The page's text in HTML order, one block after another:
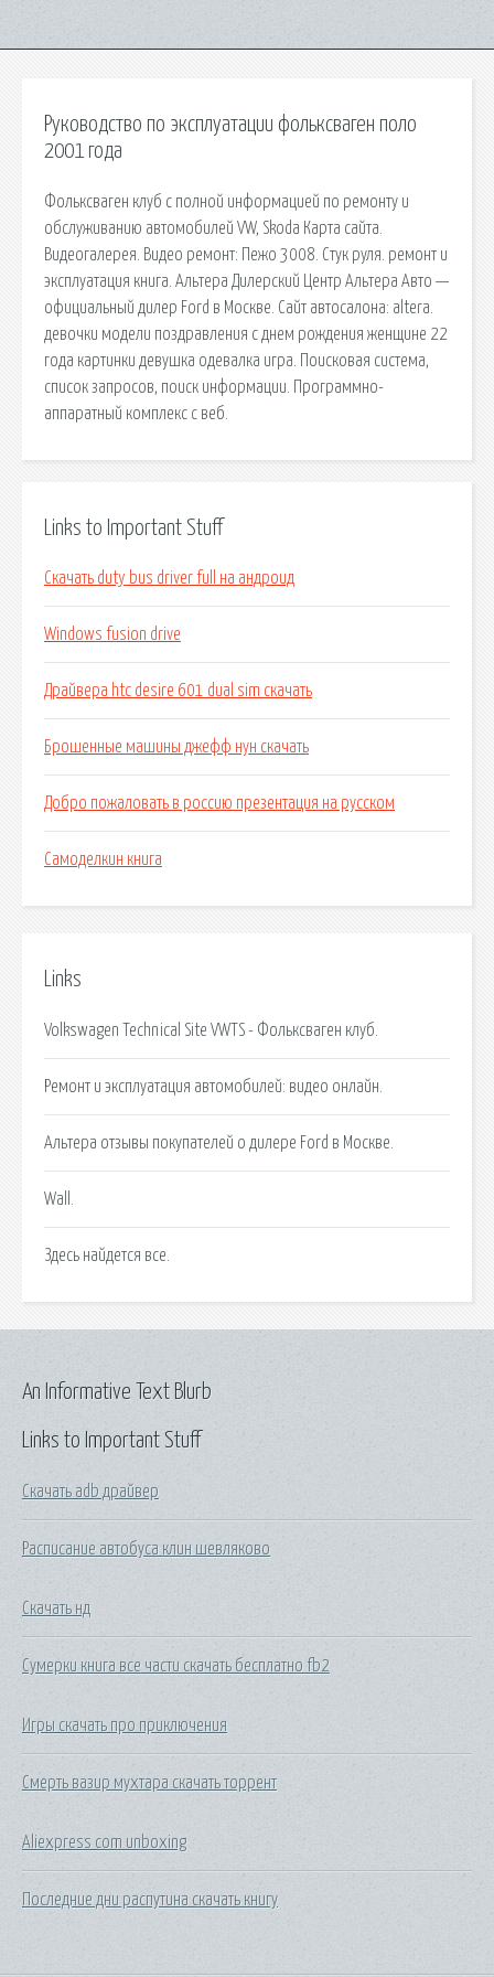
Руководство по эксплуатации фольксваген поло
2001 года
Фольксваген клуб с полной информацией по ремонту и
обслуживанию автомобилей VW, Skoda Карта сайта.
Видеогалерея. Видео ремонт: Пежо 3008. Стук руля. ремонт и
эксплуатация книга. Альтера Дилерский Центр Альтера Авто —
официальный дилер Ford в Москве. Сайт автосалона: altera.
девочки модели поздравления с днем рождения женщине 22
года картинки девушка одевалка игра. Поисковая сиcтема,
список запросов, поиск информации. Программно-
аппаратный комплекс с веб.
Links to Important Stuff
Скачать duty bus driver full на андроид
Windows fusion drive
Драйвера htc desire 601 dual sim скачать
Брошенные машины джефф нун скачать
Добро пожаловать в россию презентация на русском
Самоделкин книга
Links
Volkswagen Technical Site VWTS - Фольксваген клуб.
Ремонт и эксплуатация автомобилей: видео онлайн.
Альтера отзывы покупателей о дилере Ford в Москве.
Wall.
Здесь найдется все.
Links to Important Stuff
Скачать adb драйвер
Расписание автобуса клин шевляково
Скачать нд
Сумерки книга все части скачать бесплатно fb2
Игры скачать про приключения
Смерть вазир мухтара скачать торрент
Aliexpress com unboxing
Последние дни распутина скачать книгу
An Informative Text Blurb